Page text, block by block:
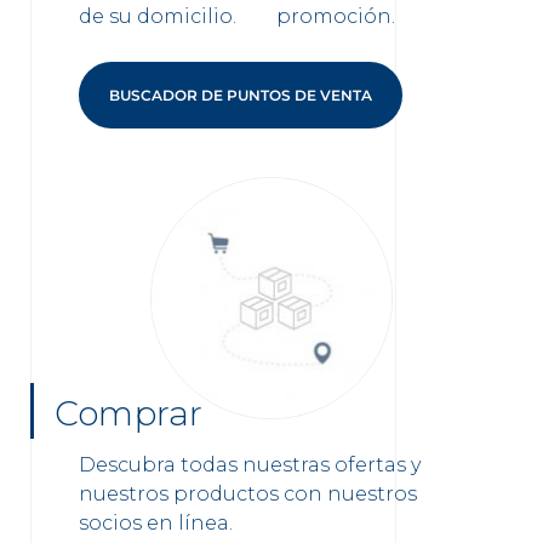
de su domicilio.
promoción.
BUSCADOR DE PUNTOS DE VENTA
Comprar
Descubra todas nuestras ofertas y
nuestros productos con nuestros
socios en línea.